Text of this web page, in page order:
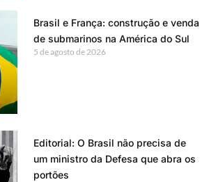
Brasil e França: construção e venda
de submarinos na América do Sul
5 de agosto de 2026
Editorial: O Brasil não precisa de
um ministro da Defesa que abra os
portões